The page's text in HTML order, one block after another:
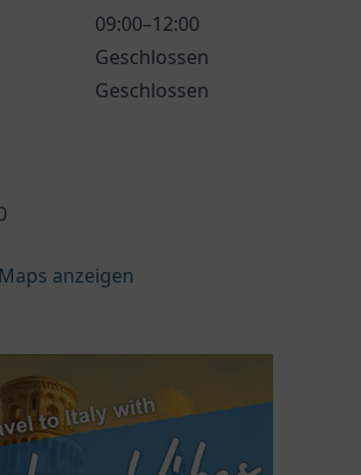
09:00–12:00
Geschlossen
Geschlossen
anzeigen